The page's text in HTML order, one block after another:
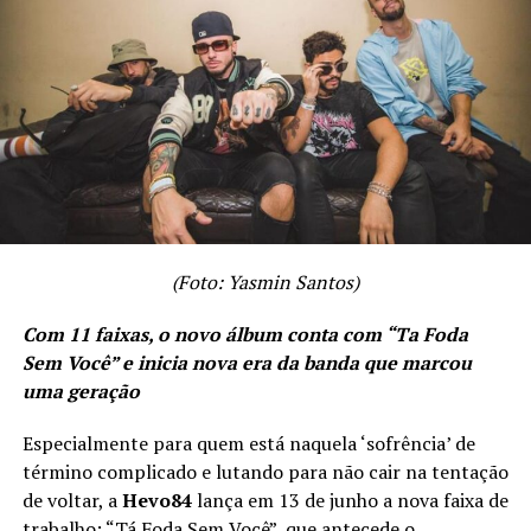
A vida é um parque mas as pessoas se esquecem disso
quando crescem, é justamente fazendo um contraponto
ao motivo inicial da composição da música”, finaliza
Vital Brazil.
CONFIRA A LETRA DE “SETE A UM (7X1)”
Não sei mais pra quem reclamar
Não sei mais pra que santo rezar
(Foto: Yasmin Santos)
Com 11 faixas, o novo álbum conta com “Ta Foda
Sem Você” e inicia nova era da banda que marcou
uma geração
Especialmente para quem está naquela ‘sofrência’ de
término complicado e lutando para não cair na tentação
de voltar, aHevo84lança em 13 de junho a nova faixa de